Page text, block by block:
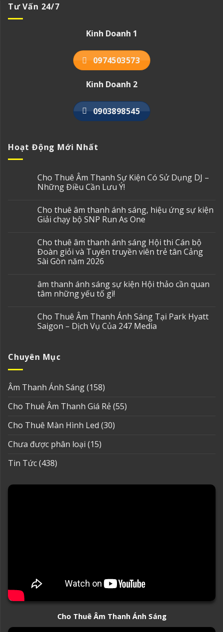
Tư Vấn 24/7
Kinh Doanh 1
0974503573
Kinh Doanh 2
0903898545
Hoạt Động Mới Nhất
Cho Thuê Âm Thanh Sự Kiện Có Sử Dụng DJ –
Những Điều Cần Lưu Ý!
Cho thuê âm thanh ánh sáng, hiệu ứng sự kiện
Giải chạy bộ SNP Run As One
Cho thuê âm thanh ánh sáng Hội thi Cán bộ
Đoàn giỏi và Tuyên truyền viên trẻ tân Cảng
Sài Gòn năm 2026
âm thanh ánh sáng sự kiện Hội thảo cần quan
tâm những yếu tố gì!
Cho Thuê Âm Thanh Ánh Sáng Tại Park Hyatt
Saigon – Dịch Vụ Của 247 Media
Chuyên Mục
Âm Thanh Ánh Sáng(158)
Cho Thuê Âm Thanh Giá Rẻ(55)
Cho Thuê Màn Hình Led (30)
Chưa được phân loại (15)
Tin Tức(438)
Cho Thuê Âm Thanh Ánh Sáng